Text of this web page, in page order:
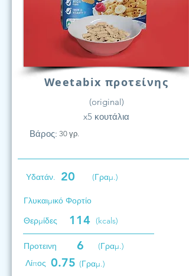
Weetabix προτείνης
(original)
x5 κουτάλια
Βάρος: 30 γρ.
Υδατάν. 20 (Γραμ.)
Γλυκαιμικό Φορτίο
Θερμίδες
114 (kcals)
Προτεινη 6
(Γραμ.)
Λίπος 0.75 (Γραμ.)